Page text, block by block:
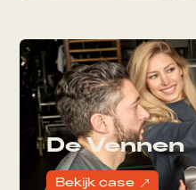
De Vennen
Bekijk case &